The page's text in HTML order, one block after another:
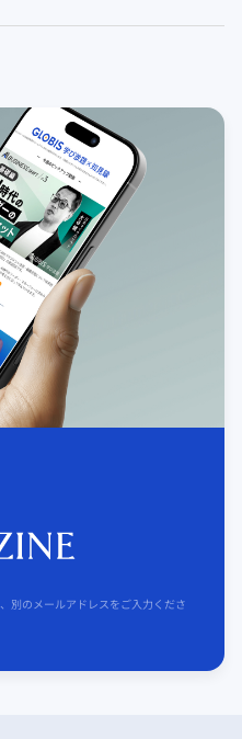
別のメールアドレスをご入力くださ